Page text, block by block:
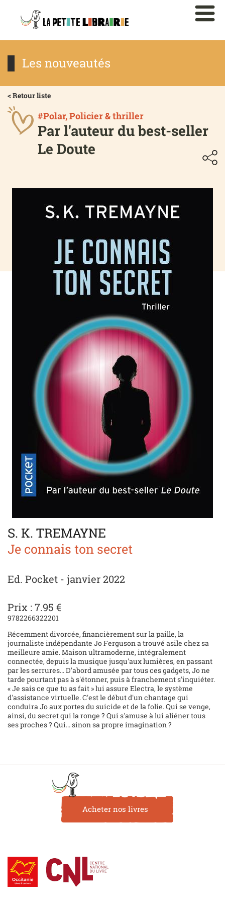
Les nouveautés
< Retour liste
#Polar, Policier & thriller
Par l'auteur du best-seller
Le Doute
S. K. TREMAYNE
Je connais ton secret
Ed. Pocket - janvier 2022
Prix : 7.95 €
9782266322201
Récemment divorcée, financièrement sur la paille, la
journaliste indépendante Jo Ferguson a trouvé asile chez sa
meilleure amie. Maison ultramoderne, intégralement
connectée, depuis la musique jusqu'aux lumières, en passant
par les serrures... D'abord amusée par tous ces gadgets, Jo ne
tarde pourtant pas à s'étonner, puis à franchement s'inquiéter.
« Je sais ce que tu as fait » lui assure Electra, le système
d'assistance virtuelle. C'est le début d'un chantage qui
conduira Jo aux portes du suicide et de la folie. Qui se venge,
ainsi, du secret qui la ronge ? Qui s'amuse à lui aliéner tous
ses proches ? Qui... sinon sa propre imagination ?
Acheter nos livres